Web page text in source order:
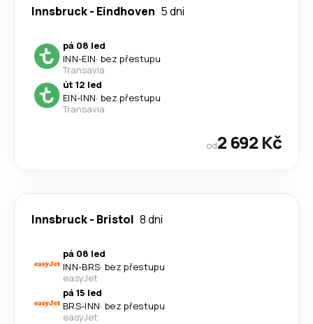
Innsbruck- Eindhoven 5 dni
pá 08 led
INN-EIN· bez přestupu
Transavia
út 12 led
EIN-INN· bez přestupu
Transavia
od2 692 Kč
Innsbruck- Bristol 8 dni
pá 08 led
INN-BRS· bez přestupu
easyJet
pá 15 led
BRS-INN· bez přestupu
easyJet